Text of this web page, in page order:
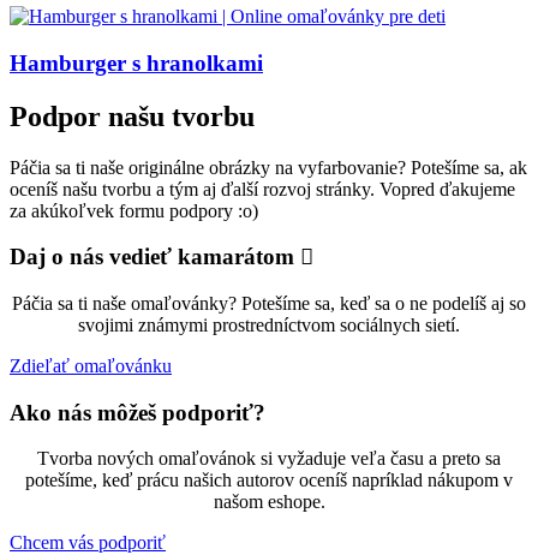
Hamburger s hranolkami
Podpor našu tvorbu
Páčia sa ti naše originálne obrázky na vyfarbovanie? Potešíme sa, ak
oceníš našu tvorbu a tým aj ďalší rozvoj stránky. Vopred ďakujeme
za akúkoľvek formu podpory :o)
Daj o nás vedieť kamarátom
Páčia sa ti naše omaľovánky? Potešíme sa, keď sa o ne podelíš aj so
svojimi známymi prostredníctvom sociálnych sietí.
Zdieľať omaľovánku
Ako nás môžeš podporiť?
Tvorba nových omaľovánok si vyžaduje veľa času a preto sa
potešíme, keď prácu našich autorov oceníš napríklad nákupom v
našom eshope.
Chcem vás podporiť